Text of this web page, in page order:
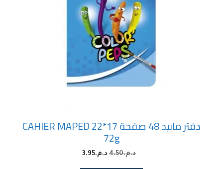
دفتر مابيد 48 صفحة 17*22 CAHIER MAPED
72g
د.م.4.50 د.م.3.95